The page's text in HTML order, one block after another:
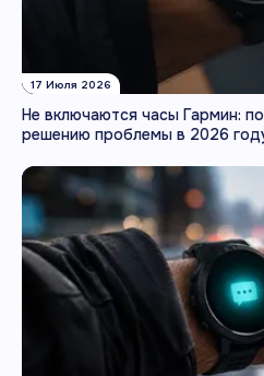
17 Июля 2026
Не включаются часы Гармин:
решению проблемы в 2026